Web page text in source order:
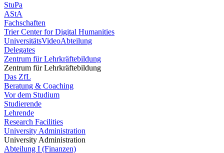
StuPa
AStA
Fachschaften
Trier Center for Digital Humanities
UniversitätsVideoAbteilung
Delegates
Zentrum für Lehrkräftebildung
Zentrum für Lehrkräftebildung
Das ZfL
Beratung & Coaching
Vor dem Studium
Studierende
Lehrende
Research Facilities
University Administration
University Administration
Abteilung I (Finanzen)